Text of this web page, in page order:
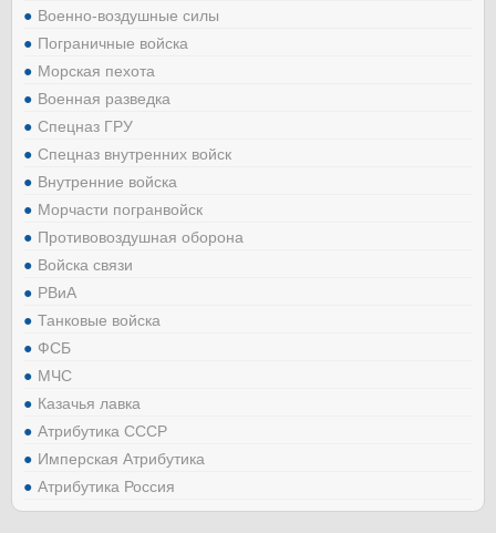
Военно-воздушные силы
Пограничные войска
Морская пехота
Военная разведка
Спецназ ГРУ
Спецназ внутренних войск
Внутренние войска
Морчасти погранвойск
Противовоздушная оборона
Войска связи
РВиА
Танковые войска
ФСБ
МЧС
Казачья лавка
Атрибутика СССР
Имперская Атрибутика
Атрибутика Россия